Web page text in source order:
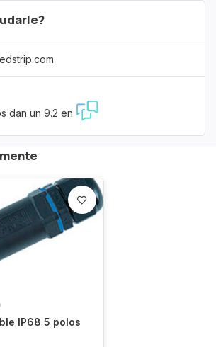
dan un 9.2 en
IP68 5 polos